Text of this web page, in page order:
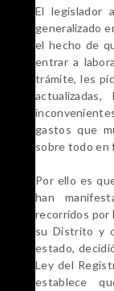
El legislador
generalizado
el hecho de
entrar a
trámite, les
gastos que
sobre todo en
Por ello es
han
recorridos por
su Distrito y
estado,
Ley del
establece